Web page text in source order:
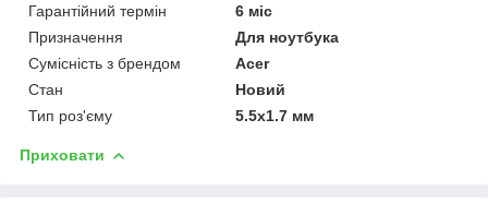
Гарантійний термін
6 міс
Призначення
Для ноутбука
Сумісність з брендом
Acer
Стан
Новий
Тип роз'єму
5.5x1.7 мм
Приховати